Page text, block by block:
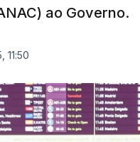
ao Governo.
11:50